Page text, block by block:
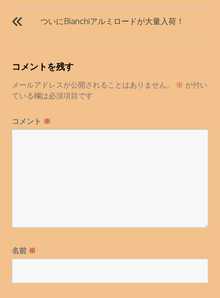
投
稿
ビ
ー
シ
ョ
ついにBianchiアルミロードが大量入荷！
コメントを残す
メールアドレスが公開されることはありません。 ※ が付い
ている欄は必須項目です
コメント ※
名前 ※